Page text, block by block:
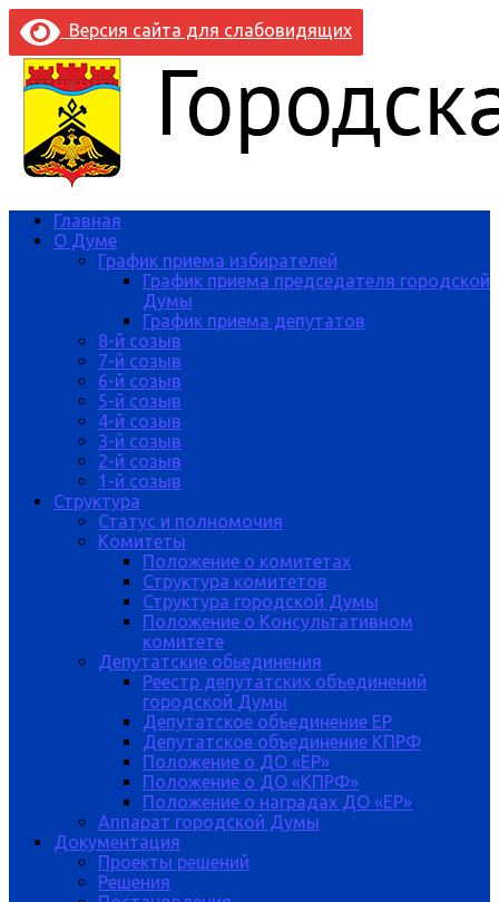
Версия сайта для слабовидящих
Главная
О Думе
График приема избирателей
График приема председателя городской
Думы
График приема депутатов
8-й созыв
7-й созыв
6-й созыв
5-й созыв
4-й созыв
3-й созыв
2-й созыв
1-й созыв
Структура
Статус и полномочия
Комитеты
Положение о комитетах
Структура комитетов
Структура городской Думы
Положение о Консультативном
комитете
Депутатские обьединения
Реестр депутатских объединений
городской Думы
Депутатское объединение ЕР
Депутатское объединение КПРФ
Положение о ДО «ЕР»
Положение о ДО «КПРФ»
Положение о наградах ДО «ЕР»
Аппарат городской Думы
Документация
Проекты решений
Решения